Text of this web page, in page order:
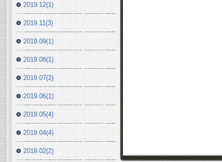
2019.12(1)
2019.11(3)
2019.09(1)
2019.08(1)
2019.07(2)
2019.06(1)
2019.05(4)
2019.04(4)
2019.02(2)